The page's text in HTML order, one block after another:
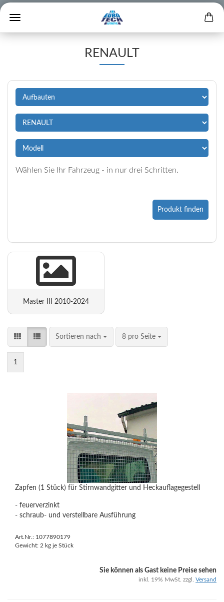
RENAULT
Wählen Sie Ihr Fahrzeug - in nur drei Schritten.
Produkt finden
Master III 2010-2024
Sortieren nach 8 pro Seite
1
Zapfen (1 Stück) für Stirnwandgitter und Heckauflagegestell
- feuerverzinkt
- schraub- und verstellbare Ausführung
Art.Nr.: 1077890179
Gewicht: 2 kg je Stück
Sie können als Gast keine Preise sehen
inkl. 19% MwSt. zzgl. Versand